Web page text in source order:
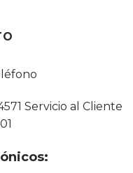
Servicio al Cliente